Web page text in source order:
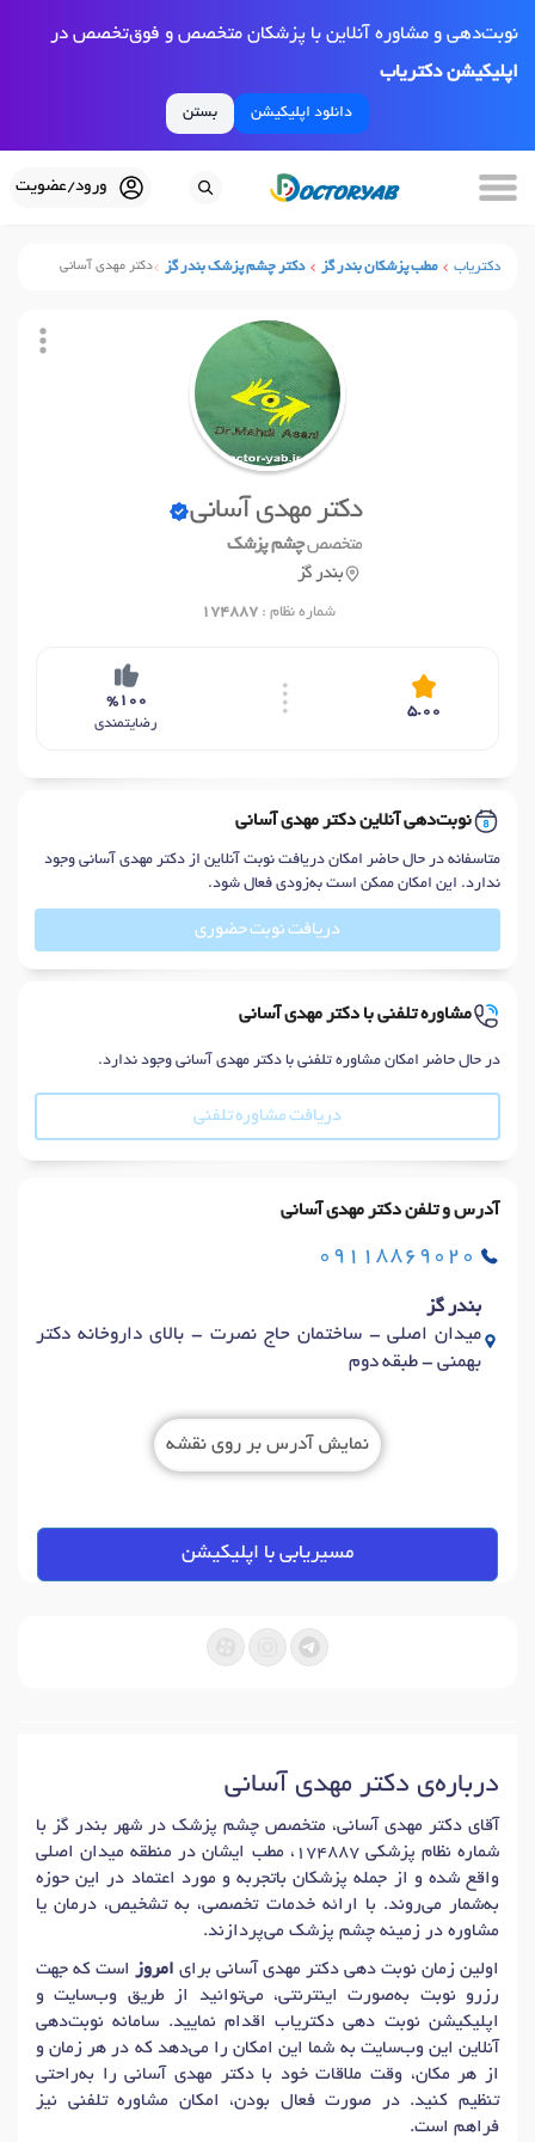
نوبت‌دهی و مشاوره آنلاین با پزشکان متخصص و فوق‌تخصص در
اپلیکیشن دکتریاب
دانلود اپلیکیشن بستن
ورود/عضویت
دکتریاب مطب پزشکان بندر گز دکتر چشم پزشک بندر گز دکتر مهدی آسانی
دکتر مهدی آسانی
متخصصچشم پزشک
بندر گز
شماره نظام :174887
5.00
%100
رضایتمندی
نوبت‌دهی آنلاین دکتر مهدی آسانی
متاسفانه در حال حاضر امکان دریافت نوبت آنلاین از دکتر مهدی آسانی وجود
ندارد. این امکان ممکن است به‌زودی فعال شود.
دریافت نوبت حضوری
مشاوره تلفنی با دکتر مهدی آسانی
در حال حاضر امکان مشاوره تلفنی با دکتر مهدی آسانی وجود ندارد.
دریافت مشاوره تلفنی
آدرس و تلفن دکتر مهدی آسانی
09118869020
بندر گز
میدان اصلی - ساختمان حاج نصرت - بالای داروخانه دکتر
بهمنی - طبقه دوم
نمایش آدرس بر روی نقشه
مسیریابی با اپلیکیشن
درباره‌ی دکتر مهدی آسانی
آقای دکتر مهدی آسانی، متخصص چشم پزشک در شهر بندر گز با
شماره نظام پزشکی 174887، مطب ایشان در منطقه میدان اصلی
واقع شده و از جمله پزشکان باتجربه و مورد اعتماد در این حوزه
به‌شمار می‌روند. با ارائه خدمات تخصصی، به تشخیص، درمان یا
مشاوره در زمینه چشم پزشک می‌پردازند.
اولین زمان نوبت دهی دکتر مهدی آسانی برای امروز است که جهت
رزرو نوبت به‌صورت اینترنتی، می‌توانید از طریق وب‌سایت و
اپلیکیشن نوبت دهی دکتریاب اقدام نمایید. سامانه نوبت‌دهی
آنلاین این وب‌سایت به شما این امکان را می‌دهد که در هر زمان و
از هر مکان، وقت ملاقات خود با دکتر مهدی آسانی را به‌راحتی
تنظیم کنید. در صورت فعال بودن، امکان مشاوره تلفنی نیز
فراهم است.